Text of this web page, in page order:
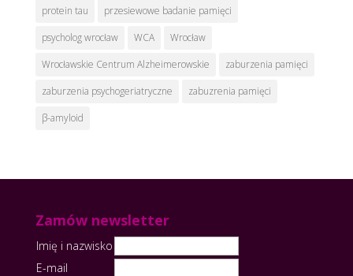
protein tau
przesiewowe badanie pamięci
psycholog wrocław
WCA
Wrocław
Wrocławskie Centrum Alzheimerowskie
zaburzenia pamięci
zaburzenia psychogeriatryczne
zabuzrenia pamięci
β-amyloid
Zamów newsletter
Imię i nazwisko
E-mail